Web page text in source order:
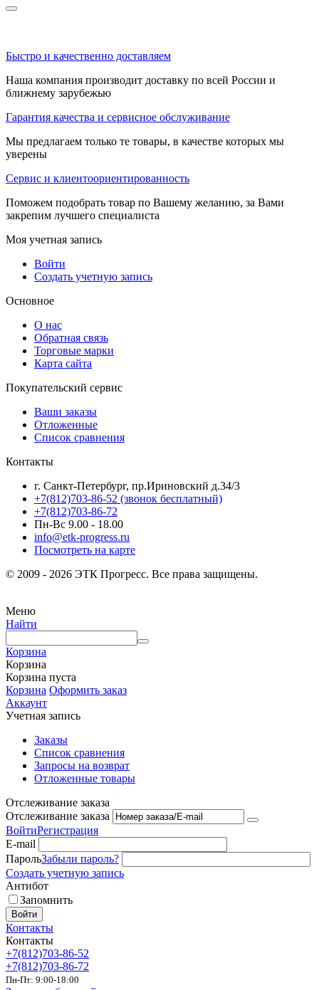
Быстро и качественно доставляем
Наша компания производит доставку по всей России и
ближнему зарубежью
Гарантия качества и сервисное обслуживание
Мы предлагаем только те товары, в качестве которых мы
уверены
Сервис и клиентоориентированность
Поможем подобрать товар по Вашему желанию, за Вами
закрепим лучшего специалиста
Моя учетная запись
Войти
Создать учетную запись
Основное
О нас
Обратная связь
Торговые марки
Карта сайта
Покупательский сервис
Ваши заказы
Отложенные
Список сравнения
Контакты
г. Санкт-Петербург, пр.Ириновский д.34/3
+7(812)703-86-52 (звонок бесплатный)
+7(812)703-86-72
Пн-Вс 9.00 - 18.00
info@etk-progress.ru
Посмотреть на карте
© 2009 - 2026 ЭТК Прогресс. Все права защищены.
Меню
Найти
Корзина
Корзина
Корзина пуста
Корзина Оформить заказ
Аккаунт
Учетная запись
Заказы
Список сравнения
Запросы на возврат
Отложенные товары
Отслеживание заказа
Отслеживание заказа
ВойтиРегистрация
E-mail
ПарольЗабыли пароль?
Создать учетную запись
Антибот
Запомнить
Войти
Контакты
Контакты
+7(812)703-86-52
+7(812)703-86-72
Пн-Пт: 9:00-18:00